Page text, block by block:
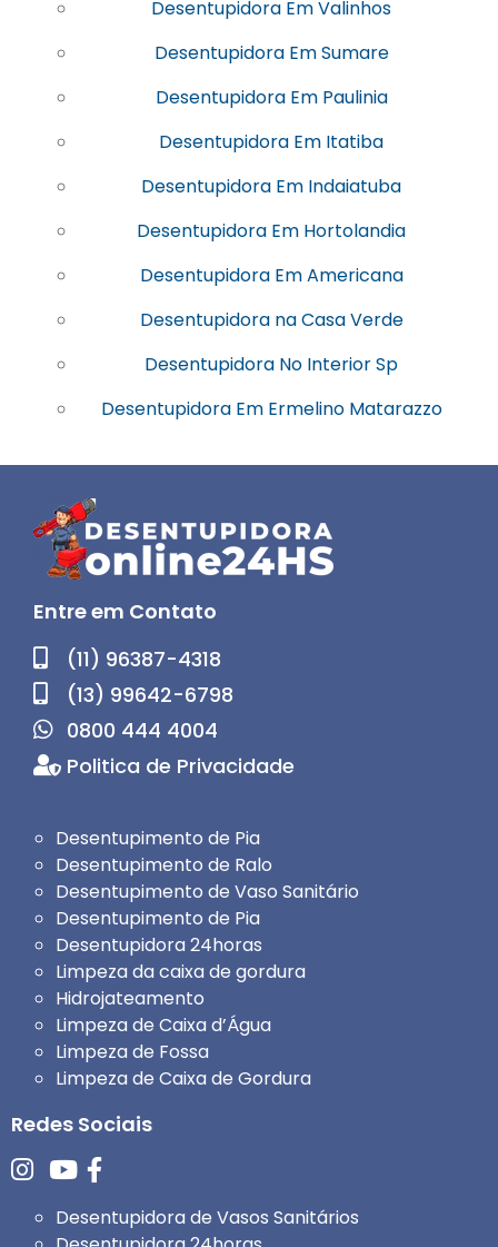
Desentupidora Em Valinhos
Desentupidora Em Sumare
Desentupidora Em Paulinia
Desentupidora Em Itatiba
Desentupidora Em Indaiatuba
Desentupidora Em Hortolandia
Desentupidora Em Americana
Desentupidora na Casa Verde
Desentupidora No Interior Sp
Desentupidora Em Ermelino Matarazzo
Entre em Contato
(11) 96387-4318
(13) 99642-6798
0800 444 4004
Politica de Privacidade
Desentupimento de Pia
Desentupimento de Ralo
Desentupimento de Vaso Sanitário
Desentupimento de Pia
Desentupidora 24horas
Limpeza da caixa de gordura
Hidrojateamento
Limpeza de Caixa d’Água
Limpeza de Fossa
Limpeza de Caixa de Gordura
Redes Sociais
Desentupidora de Vasos Sanitários